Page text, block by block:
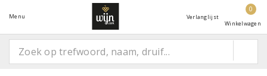
Menu Verlanglijst
0
Winkelwagen